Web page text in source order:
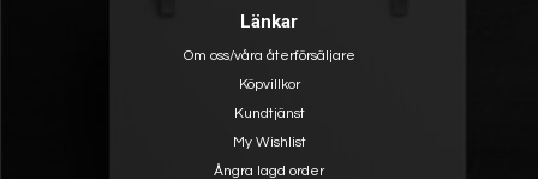
Länkar
Om oss/våra återförsäljare
Köpvillkor
Kundtjänst
My Wishlist
Ångra lagd order